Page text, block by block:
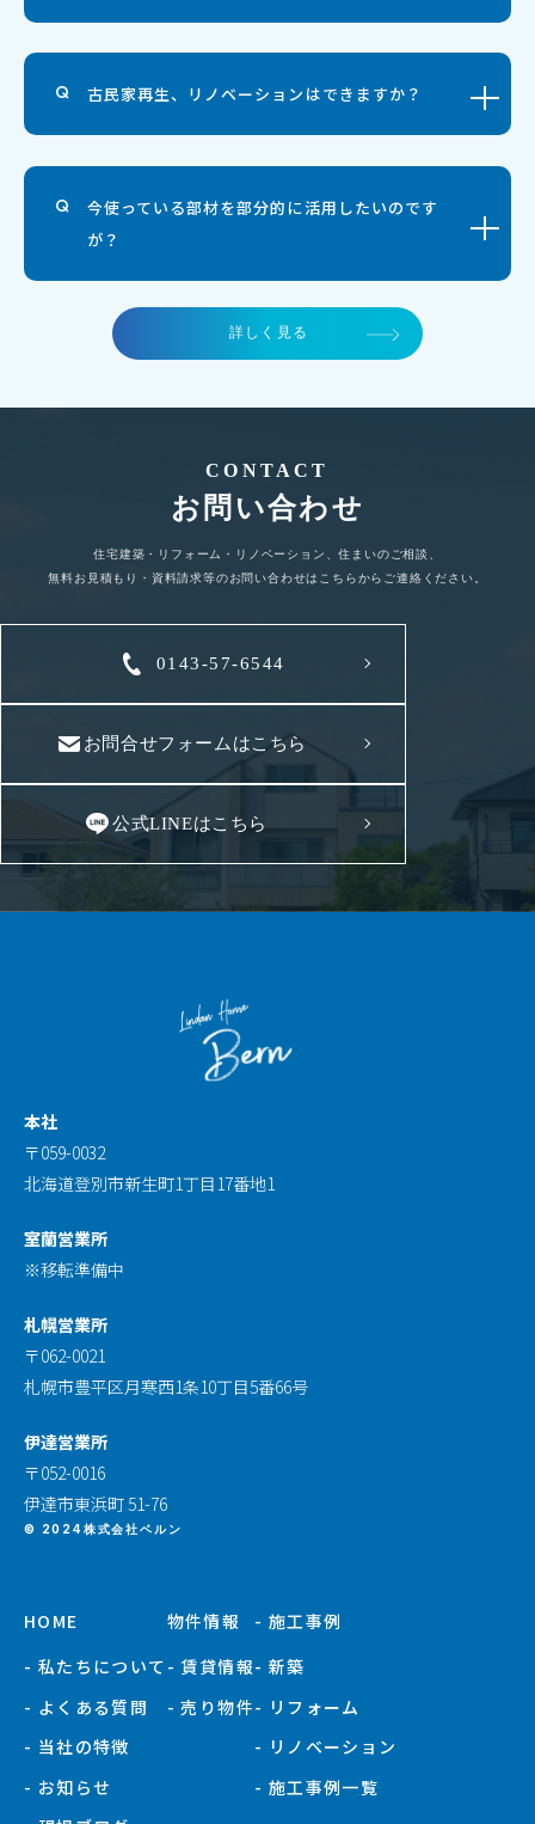
古民家再生、リノベーションはできますか？
今使っている部材を部分的に活用したいのです
が？
詳しく見る
CONTACT
お問い合わせ
住宅建築・リフォーム・リノベーション、住まいのご相談、
無料お見積もり・資料請求等のお問い合わせはこちらからご連絡ください。
0143-57-6544
お問合せフォームはこちら
公式LINEはこちら
本社
〒059-0032
北海道登別市新生町1丁目17番地1
室蘭営業所
※移転準備中
札幌営業所
〒062-0021
札幌市豊平区月寒西1条10丁目5番66号
伊達営業所
〒052-0016
伊達市東浜町 51-76
© 2024株式会社ベルン
HOME
- 私たちについて
- よくある質問
- 当社の特徴
- お知らせ
物件情報
- 賃貸情報
- 売り物件
- 施工事例
- 新築
- リフォーム
- リノベーション
- 施工事例一覧